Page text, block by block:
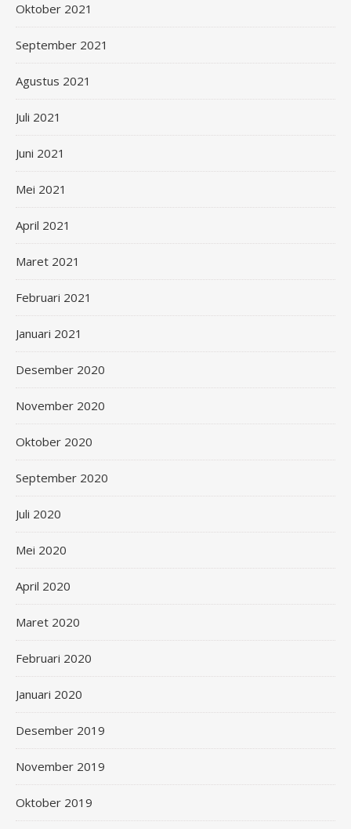
Oktober 2021
September 2021
Agustus 2021
Juli 2021
Juni 2021
Mei 2021
April 2021
Maret 2021
Februari 2021
Januari 2021
Desember 2020
November 2020
Oktober 2020
September 2020
Juli 2020
Mei 2020
April 2020
Maret 2020
Februari 2020
Januari 2020
Desember 2019
November 2019
Oktober 2019